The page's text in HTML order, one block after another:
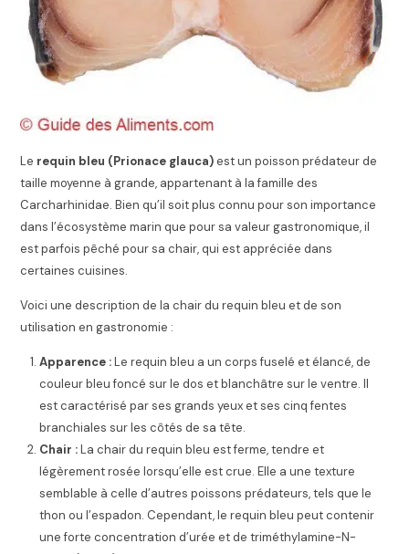
Le requin bleu (Prionace glauca)est un poisson prédateur de
taille moyenne à grande, appartenant à la famille des
Carcharhinidae. Bien qu’il soit plus connu pour son importance
dans l’écosystème marin que pour sa valeur gastronomique, il
est parfois pêché pour sa chair, qui est appréciée dans
certaines cuisines.
Voici une description de la chair du requin bleu et de son
utilisation en gastronomie :
Apparence :Le requin bleu a un corps fuselé et élancé, de
couleur bleu foncé sur le dos et blanchâtre sur le ventre. Il
est caractérisé par ses grands yeux et ses cinq fentes
branchiales sur les côtés de sa tête.
Chair :La chair du requin bleu est ferme, tendre et
légèrement rosée lorsqu’elle est crue. Elle a une texture
semblable à celle d’autres poissons prédateurs, tels que le
thon ou l’espadon. Cependant, le requin bleu peut contenir
une forte concentration d’urée et de triméthylamine-N-